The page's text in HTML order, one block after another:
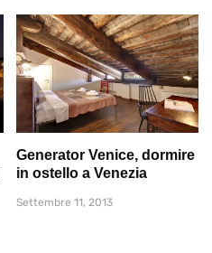
Generator Venice, dormire
in ostello a Venezia
Settembre 11, 2013